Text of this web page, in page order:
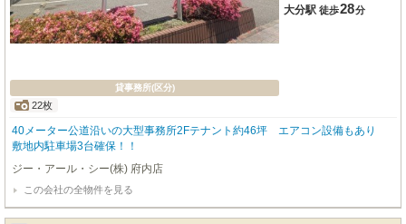
貸事務所(区分)
22枚
大分駅 徒歩28分
40メーター公道沿いの大型事務所2Fテナント約46坪 エアコン設備もあり
敷地内駐車場3台確保！！
ジー・アール・シー(株) 府内店
この会社の全物件を見る